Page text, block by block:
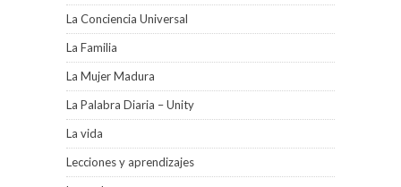
La Conciencia Universal
La Familia
La Mujer Madura
La Palabra Diaria – Unity
La vida
Lecciones y aprendizajes